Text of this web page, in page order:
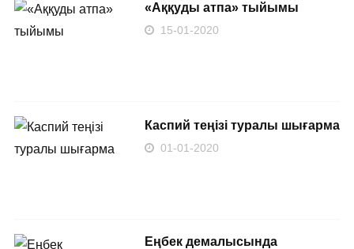
«Аққуды атпа» тыйымы
15-01-2020
Каспий теңізі туралы шығарма
01-01-2020
Еңбек демалысында